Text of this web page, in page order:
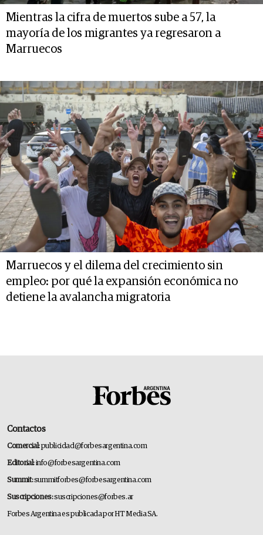
Mientras la cifra de muertos sube a 57, la
mayoría de los migrantes ya regresaron a
Marruecos
Marruecos y el dilema del crecimiento sin
empleo: por qué la expansión económica no
detiene la avalancha migratoria
Contactos
Comercial:publicidad@forbesargentina.com
Editorial:info@forbesargentina.com
Summit:summitforbes@forbesargentina.com
Suscripciones:suscripciones@forbes.ar
Forbes Argentina es publicada por HT Media SA.